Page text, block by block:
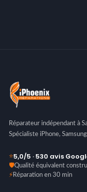
Réparateur indépendant à
Spécialiste iPhone,
⭐5,0/5 · 530 avis
🛡️Qualité équivalent
⚡Réparation en 30 min